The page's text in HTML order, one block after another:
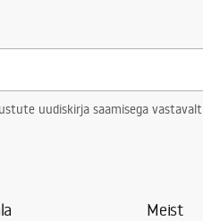
uudiskirja saamisega vastavalt
Meist